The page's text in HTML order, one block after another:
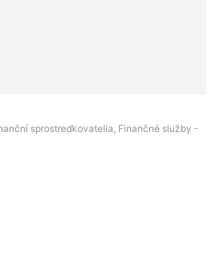
sprostredkovatelia, Finančné služby -